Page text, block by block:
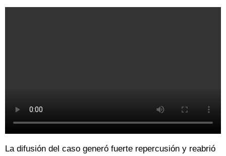
La difusión del caso generó fuerte repercusión y reabrió